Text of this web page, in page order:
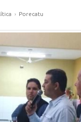
› Porecatu